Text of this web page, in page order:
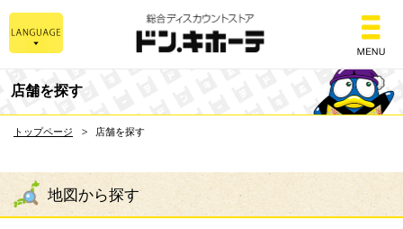
総合ディスカウント
店舗を探す
トップページ 店舗を探す
地図から探す